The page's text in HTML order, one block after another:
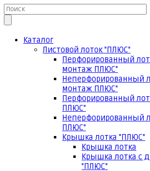
Каталог
Листовой лоток "ПЛЮС"
Перфорированный
монтаж ПЛЮС"
Неперфорированный
монтаж ПЛЮС"
Перфорированный
ПЛЮС"
Неперфорированный
ПЛЮС"
Крышка лотка "ПЛЮС"
Крышка лотка
Крышка лотка с
"ПЛЮС"